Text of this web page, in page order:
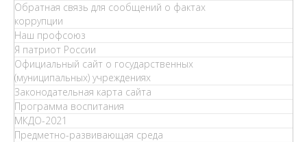
Обратная связь для сообщений о фактах
коррупции
Наш профсоюз
Я патриот России
Официальный сайт о государственных
(муниципальных) учреждениях
Законодательная карта сайта
Программа воспитания
МКДО-2021
Предметно-развивающая среда